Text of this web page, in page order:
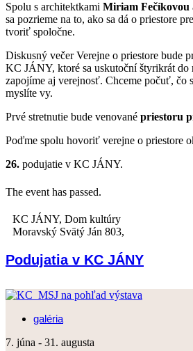
Spolu s architektkami Miriam Fečíkovou
sa pozrieme na to, ako sa dá o priestore
tvoriť spoločne.
Diskusný večer Verejne o priestore bude
KC JÁNY, ktoré sa uskutoční štyrikrát do
zapojíme aj verejnosť. Chceme počuť, čo
myslíte vy.
Prvé stretnutie bude venované priestoru
Poďme spolu hovoriť verejne o priestore
26. podujatie v KC JÁNY.
The event has passed.
KC JÁNY, Dom kultúry
Moravský Svätý Ján 803,
Podujatia v KC JÁNY
galéria
7. júna - 31. augusta